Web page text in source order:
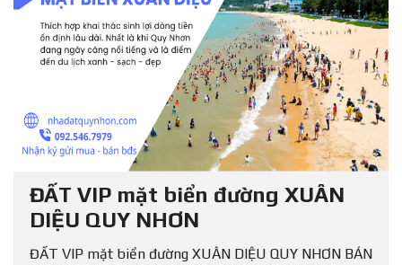
ĐẤT VIP mặt biển đường XUÂN
DIỆU QUY NHƠN
ĐẤT VIP mặt biển đường XUÂN DIỆU QUY NHƠN BÁN